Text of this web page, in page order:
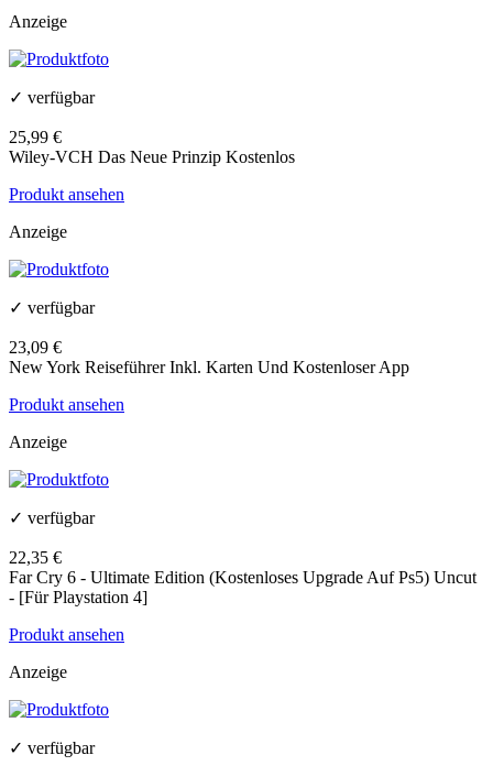
Anzeige
✓ verfügbar
25,99 €
Wiley-VCH Das Neue Prinzip Kostenlos
Produkt ansehen
Anzeige
✓ verfügbar
23,09 €
New York Reiseführer Inkl. Karten Und Kostenloser App
Produkt ansehen
Anzeige
✓ verfügbar
22,35 €
Far Cry 6 - Ultimate Edition (Kostenloses Upgrade Auf Ps5) Uncut
- [Für Playstation 4]
Produkt ansehen
Anzeige
✓ verfügbar